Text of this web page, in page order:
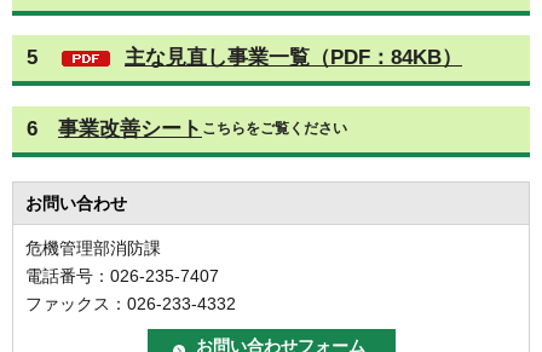
5 主な見直し事業一覧（PDF：84KB）
6 事業改善シート こちらをご覧ください
お問い合わせ
危機管理部消防課
電話番号：026-235-7407
ファックス：026-233-4332